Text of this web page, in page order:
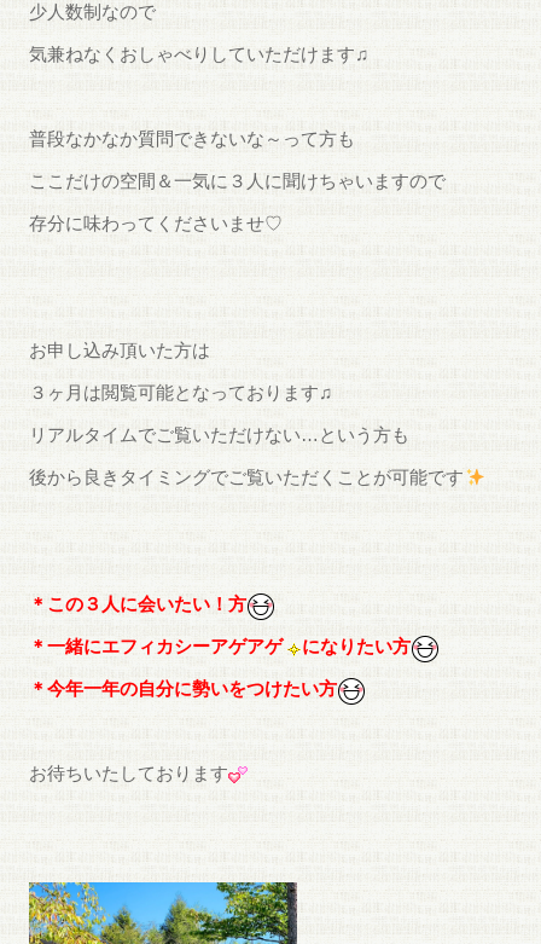
少人数制なので
気兼ねなくおしゃべりしていただけます♫
普段なかなか質問できないな～って方も
ここだけの空間＆一気に３人に聞けちゃいますので
存分に味わってくださいませ♡
お申し込み頂いた方は
３ヶ月は閲覧可能となっております♫
リアルタイムでご覧いただけない…という方も
後から良きタイミングでご覧いただくことが可能です
＊この３人に会いたい！方
＊一緒にエフィカシーアゲアゲ になりたい方
＊今年一年の自分に勢いをつけたい方
お待ちいたしております